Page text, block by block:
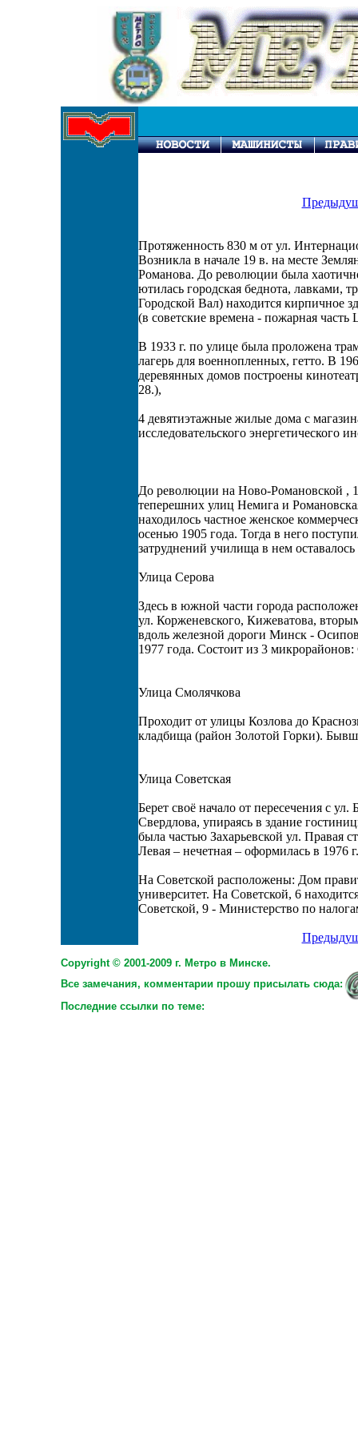
Протяженность 830 м от ул.
Возникла в начале 19 в. на месте
Романова. До революции была
ютилась городская беднота, лавками,
Городской Вал) находится кирпичное
(в советские времена - пожарная часть
В 1933 г. по улице была проложена
лагерь для военнопленных, гетто. В
деревянных домов построены
28.),
4 девятиэтажные жилые дома с
исследовательского энергетического
До революции на Ново-Романовской ,
теперешних улиц Немига и
находилось частное женское
осенью 1905 года. Тогда в него
затруднений училища в нем
Улица Серова
Здесь в южной части города
ул. Корженевского, Кижеватова,
вдоль железной дороги Минск -
1977 года. Состоит из 3
Улица Смолячкова
Проходит от улицы Козлова до
кладбища (район Золотой Горки).
Улица Советская
Берет своё начало от пересечения с
Свердлова, упираясь в здание
была частью Захарьевской ул. Правая
Левая – нечетная – оформилась в 1976 г.
На Советской расположены: Дом
университет. На Советской, 6
Советской, 9 - Министерство по
Copyright © 2001-2009 г. Метро в Минске.
Все замечания, комментарии прошу присылать сюда:
Последние ссылки по теме: